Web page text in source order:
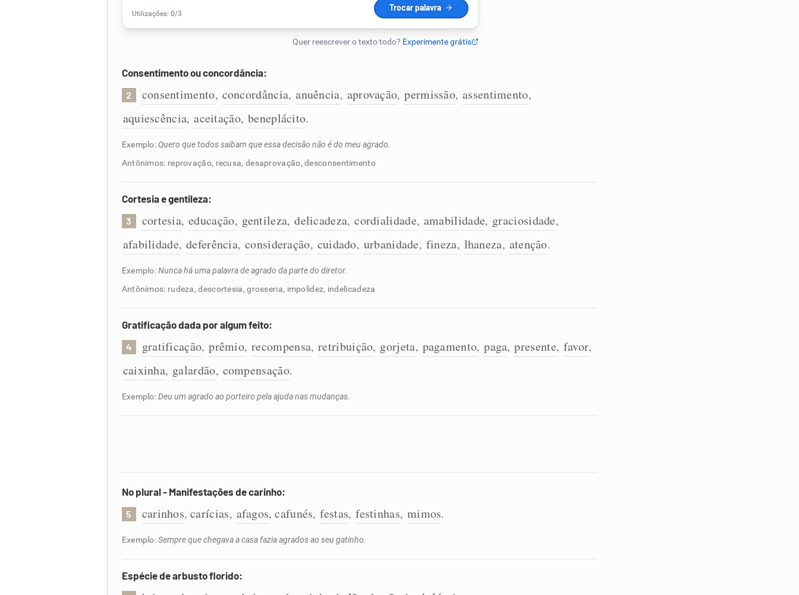
Consentimento ou concordância:
2 consentimento, concordância, anuência, aprovação, permissão, assentimento,
aquiescência, aceitação, beneplácito.
Exemplo:Quero que todos saibam que essa decisão não é do meu agrado.
Antônimos: reprovação, recusa, desaprovação, desconsentimento
Cortesia e gentileza:
3 cortesia, educação, gentileza, delicadeza, cordialidade, amabilidade, graciosidade,
afabilidade, deferência, consideração, cuidado, urbanidade, fineza, lhaneza, atenção.
Exemplo:Nunca há uma palavra de agrado da parte do diretor.
Antônimos: rudeza, descortesia, grosseria, impolidez, indelicadeza
Gratificação dada por algum feito:
4 gratificação, prêmio, recompensa, retribuição, gorjeta, pagamento, paga, presente, favor,
caixinha, galardão, compensação.
Exemplo:Deu um agrado ao porteiro pela ajuda nas mudanças.
No plural - Manifestações de carinho:
5 carinhos,carícias, afagos,cafunés, festas, festinhas, mimos.
Exemplo:Sempre que chegava a casa fazia agrados ao seu gatinho.
Espécie de arbusto florido: